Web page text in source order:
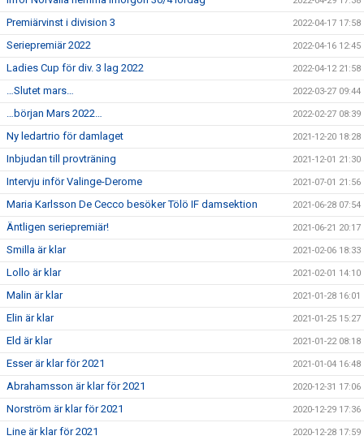
Premiärvinst i division 3 2022-04-17 17:58
Seriepremiär 2022 2022-04-16 12:45
Ladies Cup för div. 3 lag 2022 2022-04-12 21:58
…Slutet mars… 2022-03-27 09:44
…början Mars 2022… 2022-02-27 08:39
Ny ledartrio för damlaget 2021-12-20 18:28
Inbjudan till provträning 2021-12-01 21:30
Intervju inför Valinge-Derome 2021-07-01 21:56
Maria Karlsson De Cecco besöker Tölö IF damsektion 2021-06-28 07:54
Äntligen seriepremiär! 2021-06-21 20:17
Smilla är klar 2021-02-06 18:33
Lollo är klar 2021-02-01 14:10
Malin är klar 2021-01-28 16:01
Elin är klar 2021-01-25 15:27
Eld är klar 2021-01-22 08:18
Esser är klar för 2021 2021-01-04 16:48
Abrahamsson är klar för 2021 2020-12-31 17:06
Norström är klar för 2021 2020-12-29 17:36
Line är klar för 2021 2020-12-28 17:59